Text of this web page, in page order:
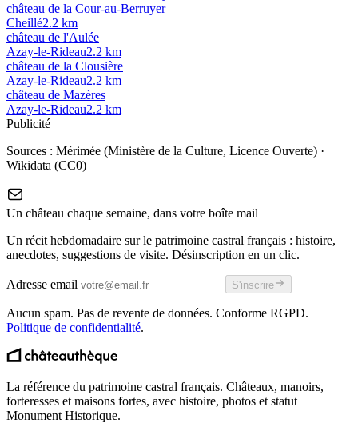
château de la Cour-au-Berruyer
Cheillé2.2 km
château de l'Aulée
Azay-le-Rideau2.2 km
château de la Clousière
Azay-le-Rideau2.2 km
château de Mazères
Azay-le-Rideau2.2 km
Publicité
Sources : Mérimée (Ministère de la Culture, Licence Ouverte) ·
Wikidata (CC0)
Un château chaque semaine, dans votre boîte mail
Un récit hebdomadaire sur le patrimoine castral français : histoire,
anecdotes, suggestions de visite. Désinscription en un clic.
Adresse email S'inscrire
Aucun spam. Pas de revente de données. Conforme RGPD.
Politique de confidentialité.
La référence du patrimoine castral français. Châteaux, manoirs,
forteresses et maisons fortes, avec histoire, photos et statut
Monument Historique.